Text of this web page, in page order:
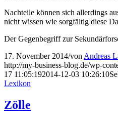
Nachteile können sich allerdings
nicht wissen wie sorgfältig diese
Der Gegenbegriff zur
17. November 2014/von Andreas
http://my-business-blog.de/wp-
17 11:05:192014-12-03 10:26:10
Lexikon
Zölle